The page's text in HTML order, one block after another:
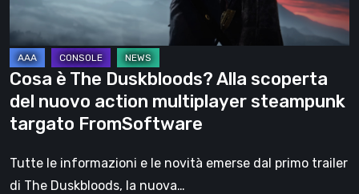
action
multiplayer
steampunk
targato
FromSoftware
Cosa è The Duskbloods? Alla scoperta
del nuovo action multiplayer steampunk
targato FromSoftware
Tutte le informazioni e le novità emerse dal primo trailer
di The Duskbloods, la nuova…